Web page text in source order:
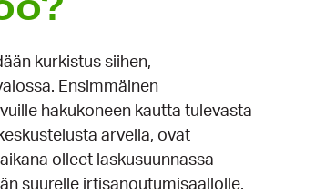
kurkistus siihen,
Ensimmäinen
hakukoneen kautta tulevasta
arvella, ovat
olleet laskusuunnassa
suurelle irtisanoutumisaallolle.